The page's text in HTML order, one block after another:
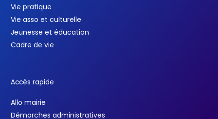
Vie pratique
Vie asso et culturelle
Jeunesse et éducation
Cadre de vie
Accès rapide
Allo mairie
Démarches administratives